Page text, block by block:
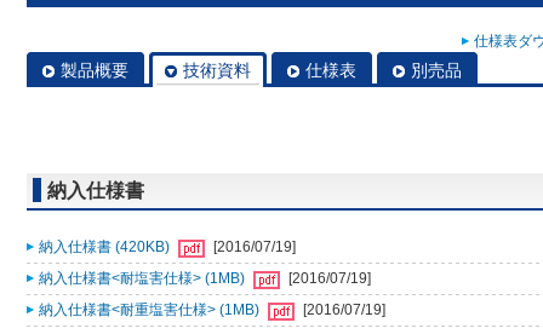
仕様表ダ
製品概要 技術資料 仕様表 別売品
納入仕様書
納入仕様書 (420KB)
[2016/07/19]
納入仕様書<耐塩害仕様> (1MB)
[2016/07/19]
納入仕様書<耐重塩害仕様> (1MB)
[2016/07/19]